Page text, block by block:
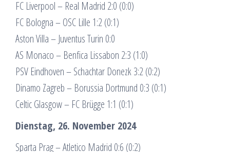
FC Liverpool – Real Madrid 2:0 (0:0)
FC Bologna – OSC Lille 1:2 (0:1)
Aston Villa – Juventus Turin 0:0
AS Monaco – Benfica Lissabon 2:3 (1:0)
PSV Eindhoven – Schachtar Donezk 3:2 (0:2)
Dinamo Zagreb – Borussia Dortmund 0:3 (0:1)
Celtic Glasgow – FC Brügge 1:1 (0:1)
Dienstag, 26. November 2024
Sparta Prag – Atletico Madrid 0:6 (0:2)